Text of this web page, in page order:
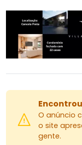
O anúncio
o site
gente.